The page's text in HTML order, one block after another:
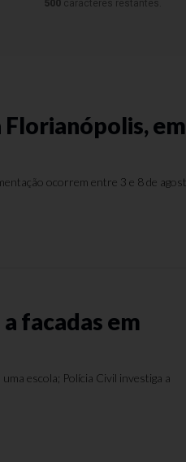
500 caracteres restantes.
Florianópolis, em
ocorrem entre 3 e 8 de
facadas em
escola; Polícia Civil investiga a